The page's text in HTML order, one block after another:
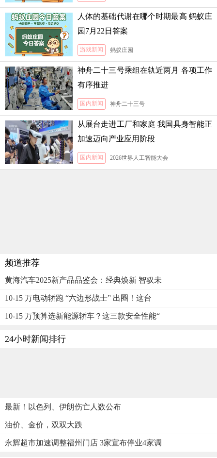
人体的基础代谢在哪个时期最高 蚂蚁庄
园7月22日答案
游戏新闻 蚂蚁庄园
神舟二十三号乘组在轨近两月 各项工作
有序推进
国内新闻 神舟二十三号
从展台走进工厂和家庭 我国具身智能正
加速迈向产业应用阶段
国内新闻 2026世界人工智能大会
频道推荐
黄海汽车2025新产品品鉴会：经典焕新 智驭未
10-15 万电动轿跑 “六边形战士” 出圈！这台
10-15 万预算选新能源轿车？这三款安全性能“
24小时新闻排行
最新！以色列、伊朗伤亡人数公布
油价、金价，双双大跌
永辉超市加速调整福州门店 3家宣布停业4家调